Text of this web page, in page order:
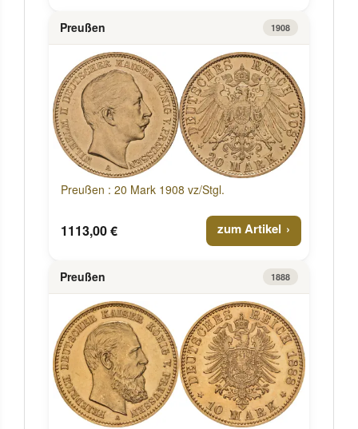
Preußen 1908
Preußen : 20 Mark 1908 vz/Stgl.
1113,00 € zum Artikel
Preußen 1888